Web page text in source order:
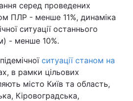
серед проведених
ПЛР - менше 11%, динаміка
ситуації останнього
- менше 10%.
ситуації станом на
в рамки цільових
місто Київ та область,
Кіровоградська,